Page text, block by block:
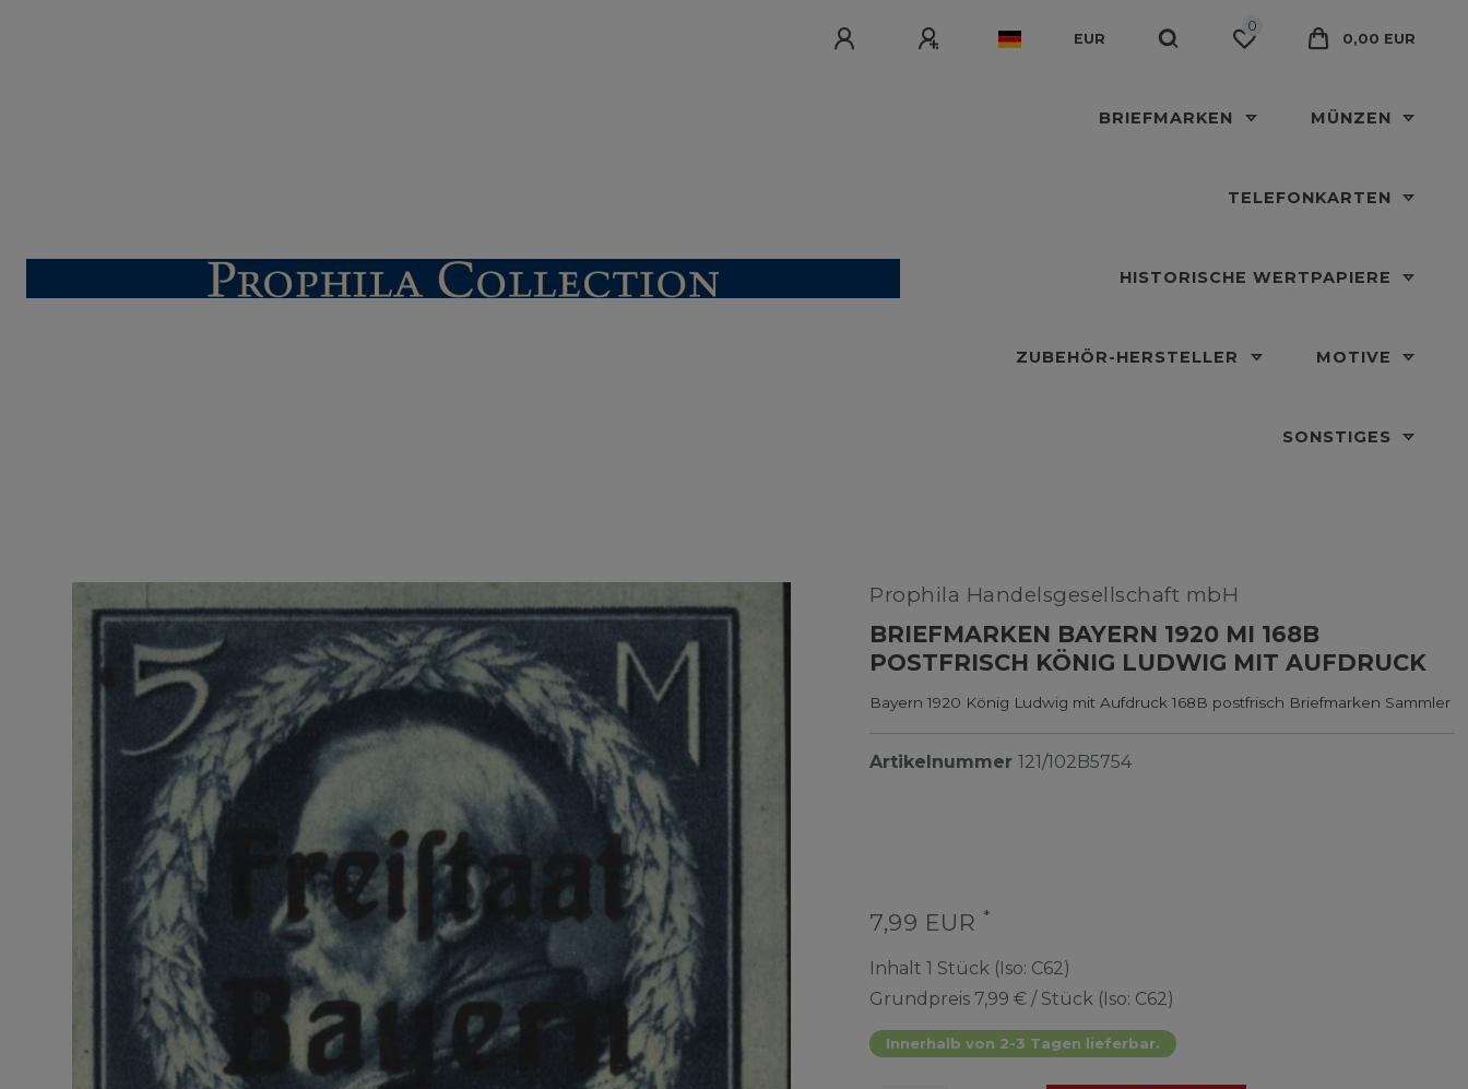
EUR
0
0,00 EUR
BRIEFMARKEN MÜNZEN
TELEFONKARTEN
HISTORISCHE WERTPAPIERE
ZUBEHÖR-HERSTELLER MOTIVE
SONSTIGES
Prophila Handelsgesellschaft mbH
BRIEFMARKEN BAYERN 1920 MI 168B
POSTFRISCH KÖNIG LUDWIG MIT AUFDRUCK
Bayern 1920 König Ludwig mit Aufdruck 168B postfrisch Briefmarken Sammler
Artikelnummer 121/102B5754
7,99 EUR *
Inhalt 1 Stück (Iso: C62)
Grundpreis 7,99 € / Stück (Iso: C62)
Innerhalb von 2-3 Tagen lieferbar.